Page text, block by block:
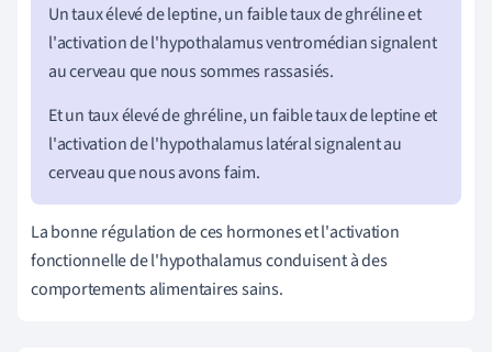
Un taux élevé de leptine, un faible taux de ghréline et
l'activation de l'hypothalamus ventromédian signalent
au cerveau que nous sommes rassasiés.
Et un taux élevé de ghréline, un faible taux de leptine et
l'activation de l'hypothalamus latéral signalent au
cerveau que nous avons faim.
La bonne régulation de ces hormones et l'activation
fonctionnelle de l'hypothalamus conduisent à des
comportements alimentaires sains.